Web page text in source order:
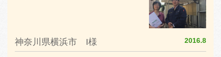
神奈川県横浜市 I様 2016.8